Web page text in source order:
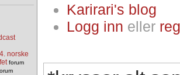
norske
forum
Karirari's blog
Logg inn eller